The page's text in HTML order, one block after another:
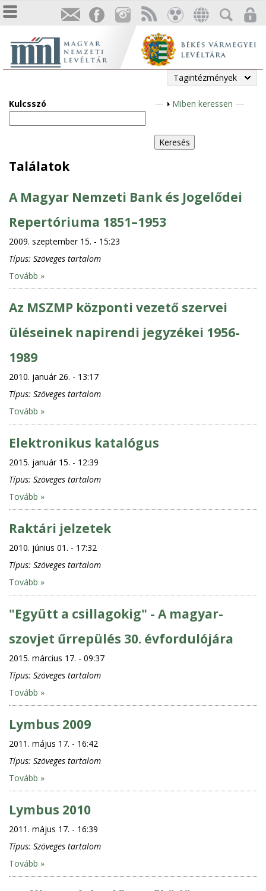
Tagintézmények
Kulcsszó
M
g
j
n
Miben keressen
Találatok
A Magyar Nemzeti Bank és Jogelődei
Repertóriuma 1851–1953
2009. szeptember 15. - 15:23
Típus: Szöveges tartalom
Tovább »
Az MSZMP központi vezető szervei
üléseinek napirendi jegyzékei 1956-
1989
2010. január 26. - 13:17
Típus: Szöveges tartalom
Tovább »
Elektronikus katalógus
2015. január 15. - 12:39
Típus: Szöveges tartalom
Tovább »
Raktári jelzetek
2010. június 01. - 17:32
Típus: Szöveges tartalom
Tovább »
"Együtt a csillagokig" - A magyar-
szovjet űrrepülés 30. évfordulójára
2015. március 17. - 09:37
Típus: Szöveges tartalom
Tovább »
Lymbus 2009
2011. május 17. - 16:42
Típus: Szöveges tartalom
Tovább »
Lymbus 2010
2011. május 17. - 16:39
Típus: Szöveges tartalom
Tovább »